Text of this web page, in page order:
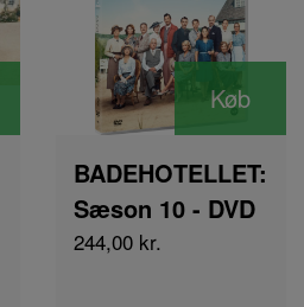
Køb
BADEHOTELLET:
Sæson 10 - DVD
244,00 kr.